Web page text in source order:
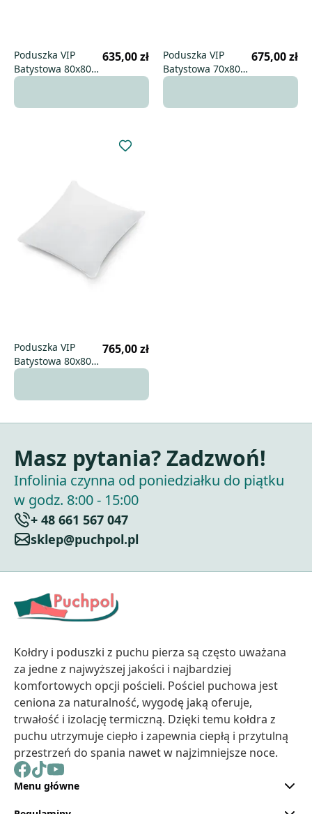
Poduszka VIP
Batystowa 80x80
uniwersalna
635,00 zł
Poduszka VIP
Batystowa 70x80
wysoka
675,00 zł
Poduszka VIP
Batystowa 80x80
wysoka
765,00 zł
Masz pytania? Zadzwoń!
Infolinia czynna od poniedziałku do piątku
w godz. 8:00 - 15:00
+ 48 661 567 047
sklep@puchpol.pl
Kołdry i poduszki z puchu pierza są często uważana
za jedne z najwyższej jakości i najbardziej
komfortowych opcji pościeli. Pościel puchowa jest
ceniona za naturalność, wygodę jaką oferuje,
trwałość i izolację termiczną. Dzięki temu kołdra z
puchu utrzymuje ciepło i zapewnia ciepłą i przytulną
przestrzeń do spania nawet w najzimniejsze noce.
Menu główne